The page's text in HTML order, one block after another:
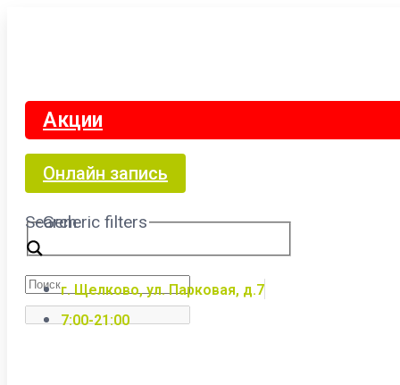
Акции
Онлайн запись
Search
Generic filters
г. Щелково, ул. Парковая, д.7
7:00-21:00